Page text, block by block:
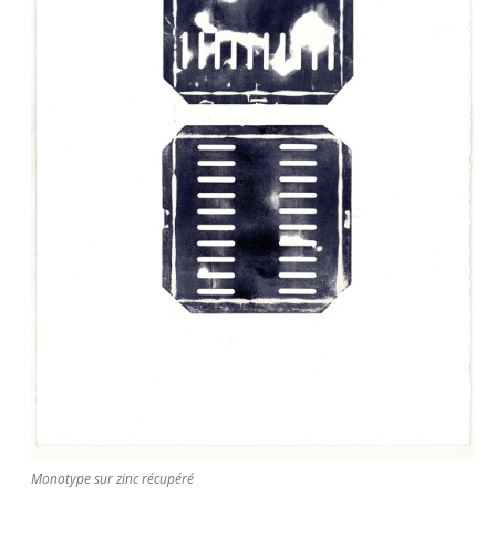
Monotype sur zinc récupéré